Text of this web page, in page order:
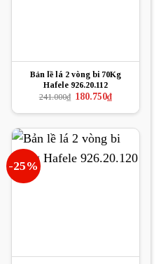
Bản lề lá 2 vòng bi 70Kg
Hafele 926.20.112
241.000₫ Giá
là:
180.750₫Giá
hiện
tại
180.750₫.
-25%